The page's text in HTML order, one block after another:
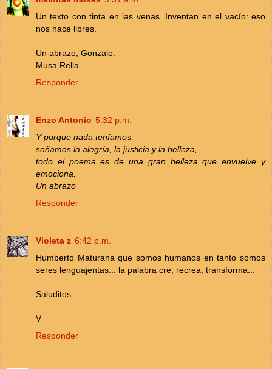
Un texto con tinta en las venas. Inventan en el vacío: eso
nos hace libres.
Un abrazo, Gonzalo.
Musa Rella
Responder
Enzo Antonio 5:32 p.m.
Y porque nada teníamos,
soñamos la alegría, la justicia y la belleza,
todo el poema es de una gran belleza que envuelve y
emociona.
Un abrazo
Responder
Violeta z 6:42 p.m.
Humberto Maturana que somos humanos en tanto somos
seres lenguajentas... la palabra cre, recrea, transforma...
Saluditos
V
Responder